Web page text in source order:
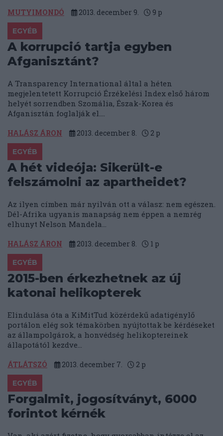
MUTYIMONDÓ 2013. december 9. 9 p
EGYÉB
A korrupció tartja egyben
Afganisztánt?
A Transparency International által a héten
megjelentetett Korrupció Érzékelési Index első három
helyét sorrendben Szomália, Észak-Korea és
Afganisztán foglalják el....
HALÁSZ ÁRON 2013. december 8. 2 p
EGYÉB
A hét videója: Sikerült-e
felszámolni az apartheidet?
Az ilyen címben már nyilván ott a válasz: nem egészen.
Dél-Afrika ugyanis manapság nem éppen a nemrég
elhunyt Nelson Mandela...
HALÁSZ ÁRON 2013. december 8. 1 p
EGYÉB
2015-ben érkezhetnek az új
katonai helikopterek
Elindulása óta a KiMitTud közérdekű adatigénylő
portálon elég sok témakörben nyújtottak be kérdéseket
az állampolgárok, a honvédség helikoptereinek
állapotától kezdve...
ÁTLÁTSZÓ 2013. december 7. 2 p
EGYÉB
Forgalmit, jogosítványt, 6000
forintot kérnék